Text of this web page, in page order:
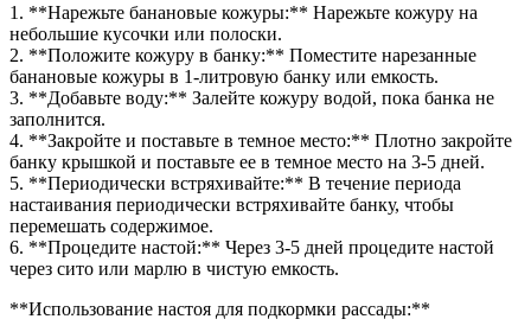
1. **Нарежьте банановые кожуры:** Нарежьте кожуру на
небольшие кусочки или полоски.
2. **Положите кожуру в банку:** Поместите нарезанные
банановые кожуры в 1-литровую банку или емкость.
3. **Добавьте воду:** Залейте кожуру водой, пока банка не
заполнится.
4. **Закройте и поставьте в темное место:** Плотно закройте
банку крышкой и поставьте ее в темное место на 3-5 дней.
5. **Периодически встряхивайте:** В течение периода
настаивания периодически встряхивайте банку, чтобы
перемешать содержимое.
6. **Процедите настой:** Через 3-5 дней процедите настой
через сито или марлю в чистую емкость.
**Использование настоя для подкормки рассады:**